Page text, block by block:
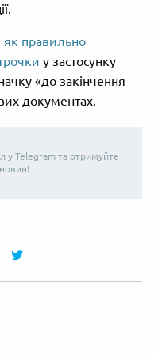
як правильно
у застосунку
«до закінчення
документах.
у Telegram та отримуйте